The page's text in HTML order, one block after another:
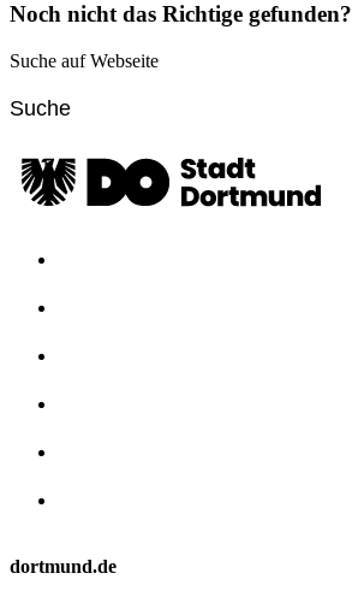
Noch nicht das Richtige gefunden?
Suche auf Webseite
dortmund.de